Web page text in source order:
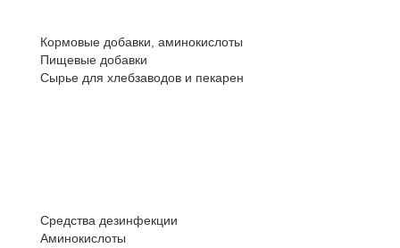
Кормовые добавки, аминокислоты
Пищевые добавки
Сырье для хлебзаводов и пекарен
Средства дезинфекции
Аминокислоты